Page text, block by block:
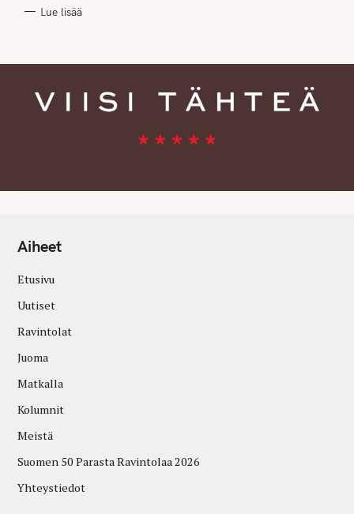
I
Lue lisää
Aiheet
Etusivu
Uutiset
Ravintolat
Juoma
Matkalla
Kolumnit
Meistä
Suomen 50 Parasta Ravintolaa 2026
Yhteystiedot